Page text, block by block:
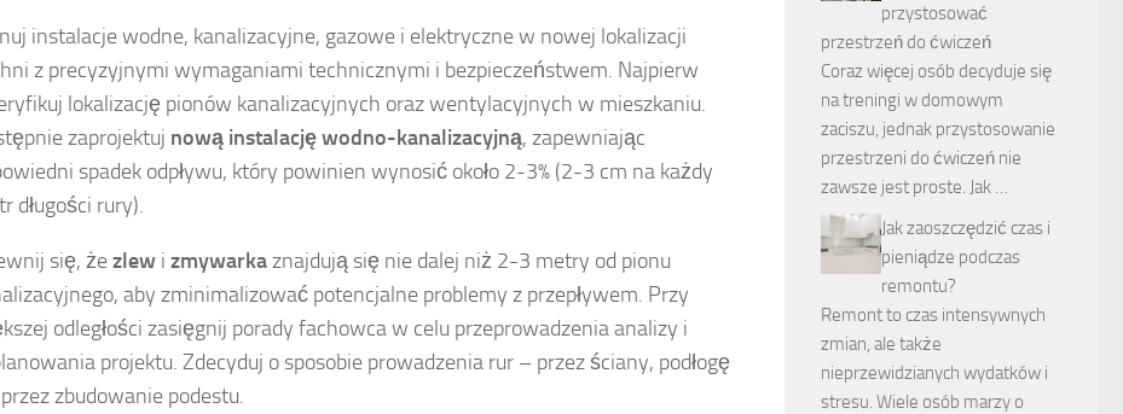
instalacje wodne, kanalizacyjne, gazowe i elektryczne w nowej lokalizacji
z precyzyjnymi wymaganiami technicznymi i bezpieczeństwem. Najpierw
lokalizację pionów kanalizacyjnych oraz wentylacyjnych w mieszkaniu.
zaprojektuj nową instalację wodno-kanalizacyjną, zapewniając
spadek odpływu, który powinien wynosić około 2-3% (2-3 cm na każdy
długości rury).
się, żezlew i zmywarkaznajdują się nie dalej niż 2-3 metry od pionu
aby zminimalizować potencjalne problemy z przepływem. Przy
odległości zasięgnij porady fachowca w celu przeprowadzenia analizy i
projektu. Zdecyduj o sposobie prowadzenia rur – przez ściany, podłogę
zbudowanie podestu.
przystosować
przestrzeń do ćwiczeń
Coraz więcej osób decyduje się
na treningi w domowym
zaciszu, jednak przystosowanie
przestrzeni do ćwiczeń nie
zawsze jest proste. Jak …
Jak zaoszczędzić czas i
pieniądze podczas
remontu?
Remont to czas intensywnych
zmian, ale także
nieprzewidzianych wydatków i
stresu. Wiele osób marzy o